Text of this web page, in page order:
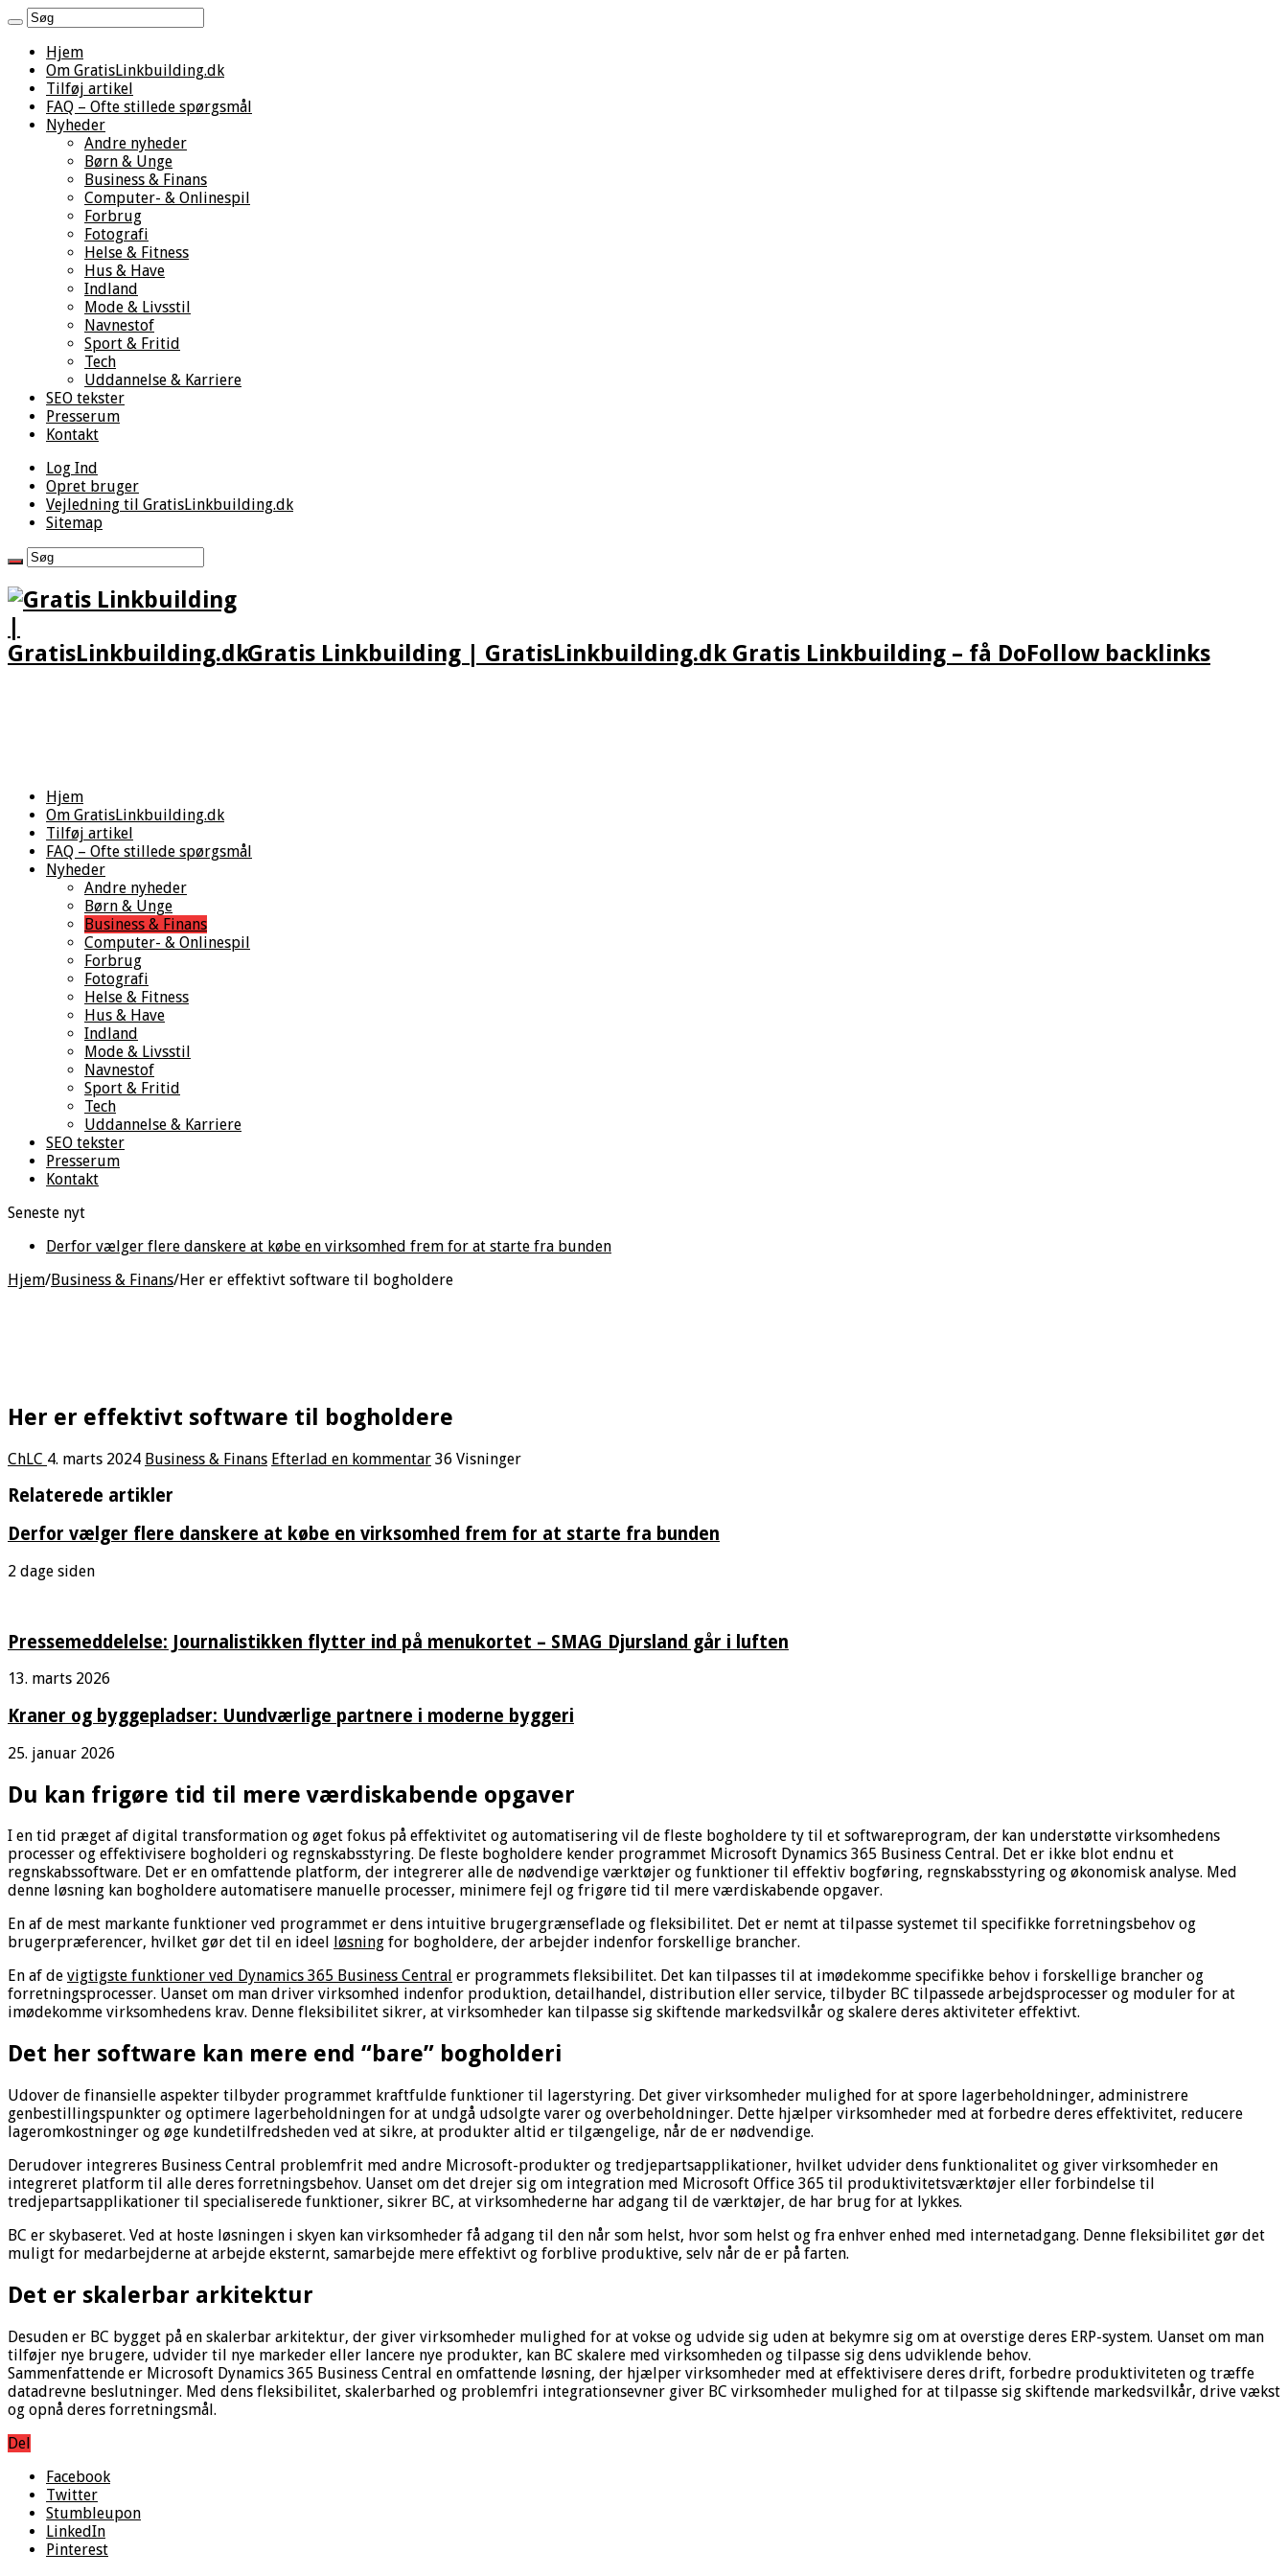
Hjem
Om GratisLinkbuilding.dk
Tilføj artikel
FAQ – Ofte stillede spørgsmål
Nyheder
Andre nyheder
Børn & Unge
Business & Finans
Computer- & Onlinespil
Forbrug
Fotografi
Helse & Fitness
Hus & Have
Indland
Mode & Livsstil
Navnestof
Sport & Fritid
Tech
Uddannelse & Karriere
SEO tekster
Presserum
Kontakt
Log Ind
Opret bruger
Vejledning til GratisLinkbuilding.dk
Sitemap
Gratis Linkbuilding | GratisLinkbuilding.dk Gratis Linkbuilding – få DoFollow backlinks
Hjem
Om GratisLinkbuilding.dk
Tilføj artikel
FAQ – Ofte stillede spørgsmål
Nyheder
Andre nyheder
Børn & Unge
Business & Finans
Computer- & Onlinespil
Forbrug
Fotografi
Helse & Fitness
Hus & Have
Indland
Mode & Livsstil
Navnestof
Sport & Fritid
Tech
Uddannelse & Karriere
SEO tekster
Presserum
Kontakt
Seneste nyt
Derfor vælger flere danskere at købe en virksomhed frem for at starte fra bunden
Hjem/Business & Finans/Her er effektivt software til bogholdere
Her er effektivt software til bogholdere
ChLC 4. marts 2024 Business & Finans Efterlad en kommentar 36 Visninger
Relaterede artikler
Derfor vælger flere danskere at købe en virksomhed frem for at starte fra bunden
2 dage siden
Pressemeddelelse: Journalistikken flytter ind på menukortet – SMAG Djursland går i luften
13. marts 2026
Kraner og byggepladser: Uundværlige partnere i moderne byggeri
25. januar 2026
Du kan frigøre tid til mere værdiskabende opgaver
I en tid præget af digital transformation og øget fokus på effektivitet og automatisering vil de fleste bogholdere ty til et softwareprogram, der kan understøtte virksomhedens
processer og effektivisere bogholderi og regnskabsstyring. De fleste bogholdere kender programmet Microsoft Dynamics 365 Business Central. Det er ikke blot endnu et
regnskabssoftware. Det er en omfattende platform, der integrerer alle de nødvendige værktøjer og funktioner til effektiv bogføring, regnskabsstyring og økonomisk analyse. Med
denne løsning kan bogholdere automatisere manuelle processer, minimere fejl og frigøre tid til mere værdiskabende opgaver.
En af de mest markante funktioner ved programmet er dens intuitive brugergrænseflade og fleksibilitet. Det er nemt at tilpasse systemet til specifikke forretningsbehov og
brugerpræferencer, hvilket gør det til en ideel
løsning for bogholdere, der arbejder indenfor forskellige brancher.
En af de vigtigste funktioner ved Dynamics 365 Business Central er programmets fleksibilitet. Det kan tilpasses til at imødekomme specifikke behov i forskellige brancher og
forretningsprocesser. Uanset om man driver virksomhed indenfor produktion, detailhandel, distribution eller service, tilbyder BC tilpassede arbejdsprocesser og moduler for at
imødekomme virksomhedens krav. Denne fleksibilitet sikrer, at virksomheder kan tilpasse sig skiftende markedsvilkår og skalere deres aktiviteter effektivt.
Det her software kan mere end “bare” bogholderi
Udover de finansielle aspekter tilbyder programmet kraftfulde funktioner til lagerstyring. Det giver virksomheder mulighed for at spore lagerbeholdninger, administrere
genbestillingspunkter og optimere lagerbeholdningen for at undgå udsolgte varer og overbeholdninger. Dette hjælper virksomheder med at forbedre deres effektivitet, reducere
lageromkostninger og øge kundetilfredsheden ved at sikre, at produkter altid er tilgængelige, når de er nødvendige.
Derudover integreres Business Central problemfrit med andre Microsoft-produkter og tredjepartsapplikationer, hvilket udvider dens funktionalitet og giver virksomheder en
integreret platform til alle deres forretningsbehov. Uanset om det drejer sig om integration med Microsoft Office 365 til produktivitetsværktøjer eller forbindelse til
tredjepartsapplikationer til specialiserede funktioner, sikrer BC, at virksomhederne har adgang til de værktøjer, de har brug for at lykkes.
BC er skybaseret. Ved at hoste løsningen i skyen kan virksomheder få adgang til den når som helst, hvor som helst og fra enhver enhed med internetadgang. Denne fleksibilitet gør det
muligt for medarbejderne at arbejde eksternt, samarbejde mere effektivt og forblive produktive, selv når de er på farten.
Det er skalerbar arkitektur
Desuden er BC bygget på en skalerbar arkitektur, der giver virksomheder mulighed for at vokse og udvide sig uden at bekymre sig om at overstige deres ERP-system. Uanset om man
tilføjer nye brugere, udvider til nye markeder eller lancere nye produkter, kan BC skalere med virksomheden og tilpasse sig dens udviklende behov.
Sammenfattende er Microsoft Dynamics 365 Business Central en omfattende løsning, der hjælper virksomheder med at effektivisere deres drift, forbedre produktiviteten og træffe
datadrevne beslutninger. Med dens fleksibilitet, skalerbarhed og problemfri integrationsevner giver BC virksomheder mulighed for at tilpasse sig skiftende markedsvilkår, drive vækst
og opnå deres forretningsmål.
Del
Facebook
Twitter
Stumbleupon
LinkedIn
Pinterest